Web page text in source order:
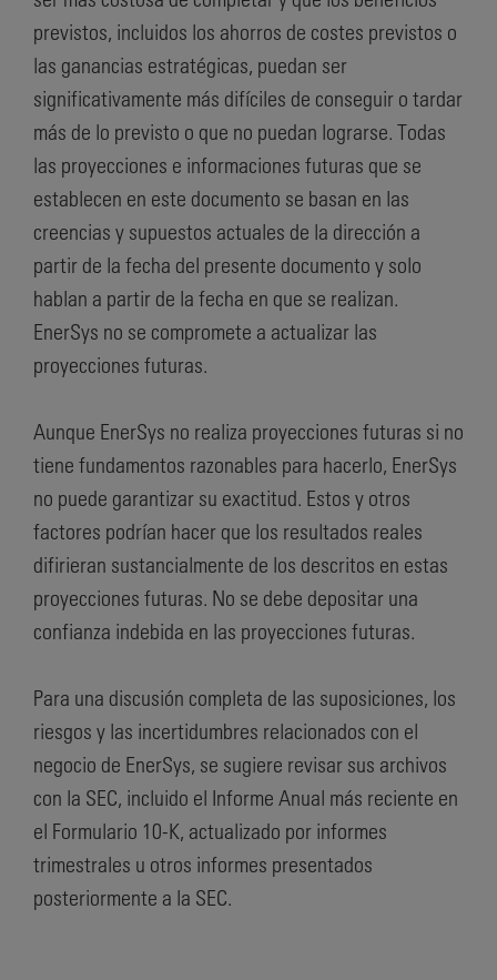
previstos, incluidos los ahorros de costes previstos o
las ganancias estratégicas, puedan ser
significativamente más difíciles de conseguir o tardar
más de lo previsto o que no puedan lograrse. Todas
las proyecciones e informaciones futuras que se
establecen en este documento se basan en las
creencias y supuestos actuales de la dirección a
partir de la fecha del presente documento y solo
hablan a partir de la fecha en que se realizan.
EnerSys no se compromete a actualizar las
proyecciones futuras.
Aunque EnerSys no realiza proyecciones futuras si no
tiene fundamentos razonables para hacerlo, EnerSys
no puede garantizar su exactitud. Estos y otros
factores podrían hacer que los resultados reales
difirieran sustancialmente de los descritos en estas
proyecciones futuras. No se debe depositar una
confianza indebida en las proyecciones futuras.
Para una discusión completa de las suposiciones, los
riesgos y las incertidumbres relacionados con el
negocio de EnerSys, se sugiere revisar sus archivos
con la SEC, incluido el Informe Anual más reciente en
el Formulario 10-K, actualizado por informes
trimestrales u otros informes presentados
posteriormente a la SEC.